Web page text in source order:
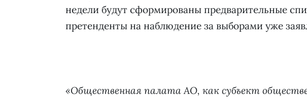
недели будут сформированы предварительные
претенденты на наблюдение за выборами уже
«Общественная палата АО, как субъект